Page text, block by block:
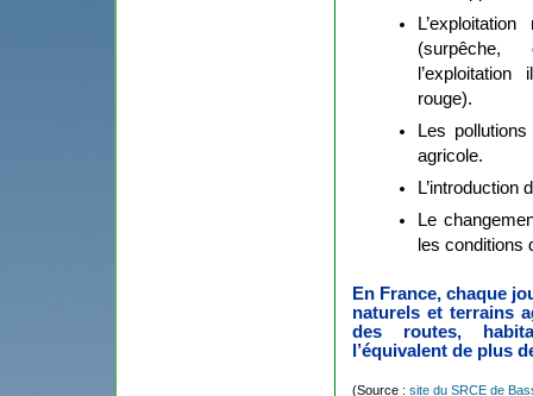
(surpêche,
rouge).
Les
agricole.
L’introduction
Le
les conditions
En France, chaque
naturels et terrains
des routes,
l’équivalent de plus
(Source :site du SRCE de